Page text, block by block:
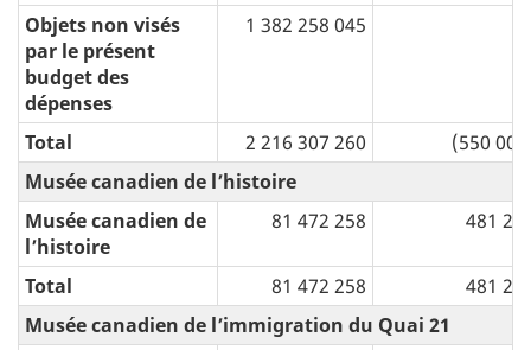
Objets non visés
par le présent
budget des
dépenses
1 382 258 045
Total 2 216 307 260
(550
Musée canadien de l’histoire
Musée canadien de
l’histoire
81 472 258 481
Total 81 472 258
481
Musée canadien de l’immigration du Quai 21